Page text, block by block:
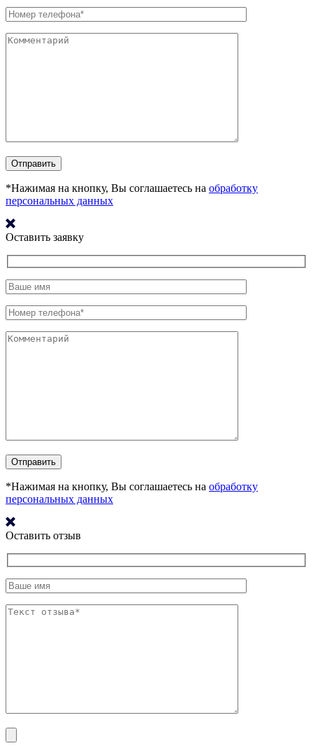
*Нажимая на кнопку, Вы соглашаетесь на обработку
персональных данных
Оставить заявку
*Нажимая на кнопку, Вы соглашаетесь на обработку
персональных данных
Оставить отзыв